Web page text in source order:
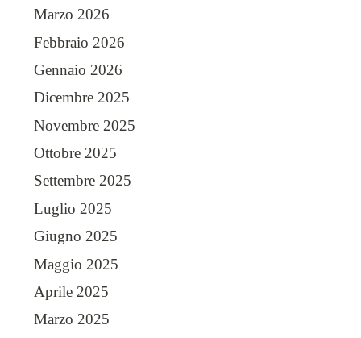
Marzo 2026
Febbraio 2026
Gennaio 2026
Dicembre 2025
Novembre 2025
Ottobre 2025
Settembre 2025
Luglio 2025
Giugno 2025
Maggio 2025
Aprile 2025
Marzo 2025